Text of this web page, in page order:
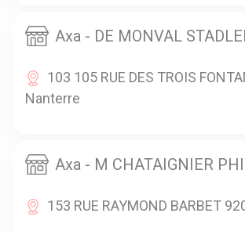
Axa - DE MONVAL
103 105 RUE DES TROIS
Nanterre
Axa - M CHATAIGNIER
153 RUE RAYMOND BARBET